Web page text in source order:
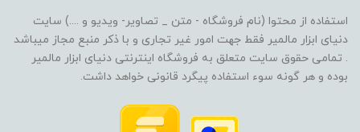
استفاده از محتوا (نام فروشگاه - متن _ تصاویر- ویدیو و ....) سایت
دنیای ابزار مالمیر فقط جهت امور غیر تجاری و با ذکر منبع مجاز میباشد
. تمامی حقوق سایت متعلق به فروشگاه اینترنتی دنیای ابزار مالمیر
بوده و هر گونه سوء استفاده پیگرد قانونی خواهد داشت.